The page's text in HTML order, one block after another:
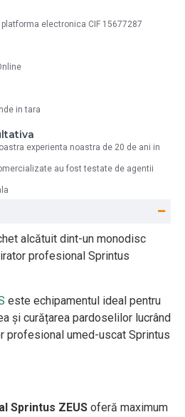
electronica CIF 15677287
in tara
experienta noastra de 20 de ani in
au fost testate de agentii
alcătuit dint-un monodisc
profesional Sprintus
este echipamentul ideal pentru
și curățarea pardoselilor lucrând
profesional umed-uscat Sprintus
Sprintus ZEUS oferă maximum